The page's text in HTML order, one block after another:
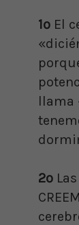
1ºEl
llama
2º